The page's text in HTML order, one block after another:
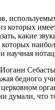
которых
какие
научная
бедного
думали, что